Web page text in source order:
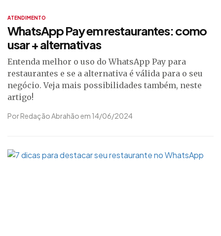
ATENDIMENTO
WhatsApp Pay em restaurantes: como
usar + alternativas
Entenda melhor o uso do WhatsApp Pay para
restaurantes e se a alternativa é válida para o seu
negócio. Veja mais possibilidades também, neste
artigo!
Por Redação Abrahão em 14/06/2024